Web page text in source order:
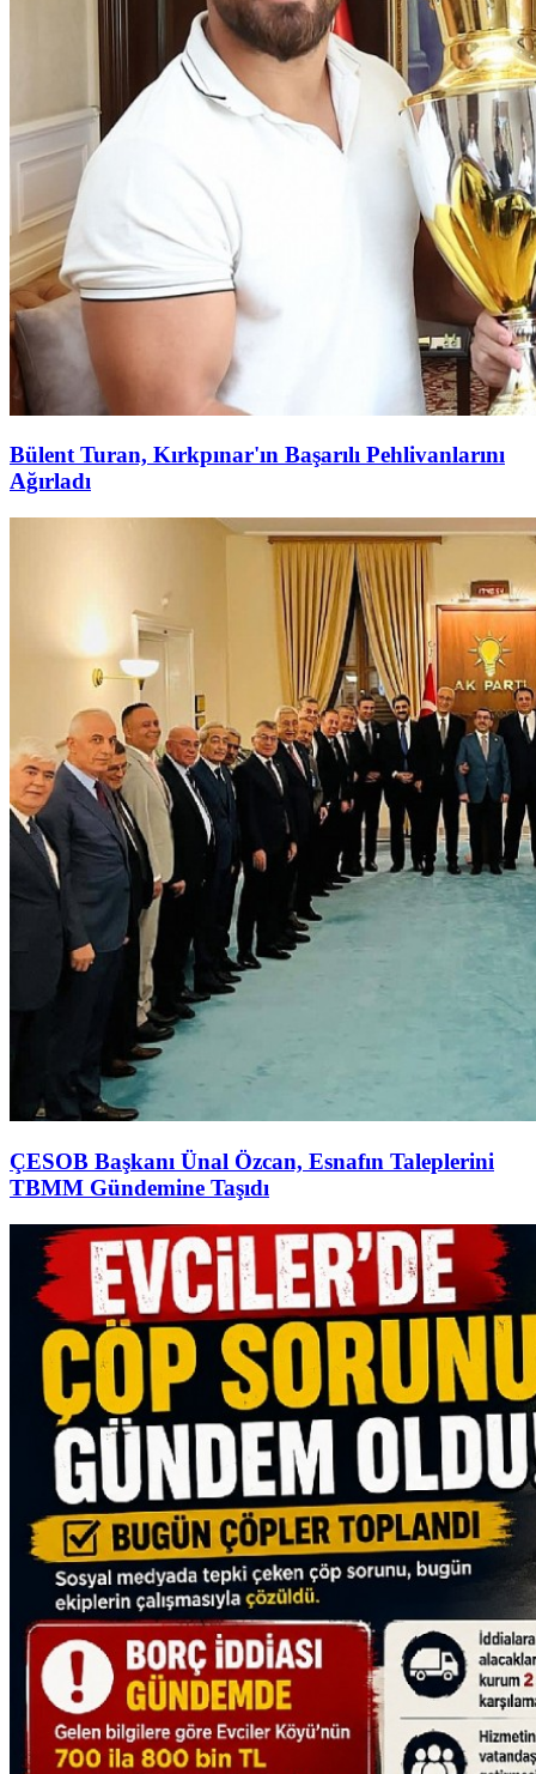
Bülent Turan, Kırkpınar'ın Başarılı Pehlivanlarını
Ağırladı
ÇESOB Başkanı Ünal Özcan, Esnafın Taleplerini
TBMM Gündemine Taşıdı